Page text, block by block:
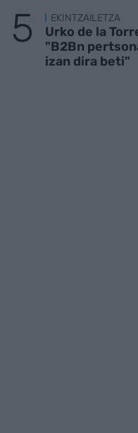
EKINTZAILETZA
Urko de la
"B2Bn
izan dira beti"